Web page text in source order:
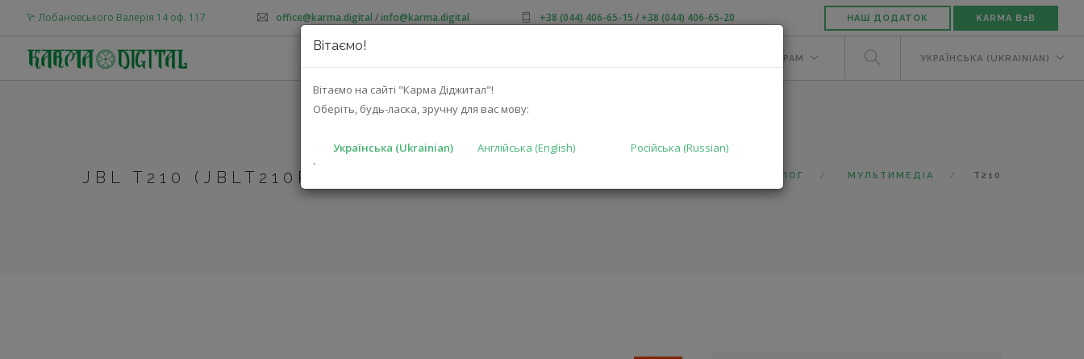
Вітаємо!
Вітаємо на сайті "Карма Діджитал"!
Оберіть, будь-ласка, зручну для вас мову:
Українська (Ukrainian) Англійська (English)
Російська (Russian)
`
Лобановського Валерія 14 оф. 117 office@karma.digital /info@karma.digital +38 (044) 406-65-15 / +38 (044) 406-65-20 НАШ ДОДАТОК KARMA B2B
ДИЛЕРАМ УКРАЇНСЬКА (UKRAINIAN)
JBL T210 (JBLT210RGD) КАТАЛОГ МУЛЬТИМЕДІА T210